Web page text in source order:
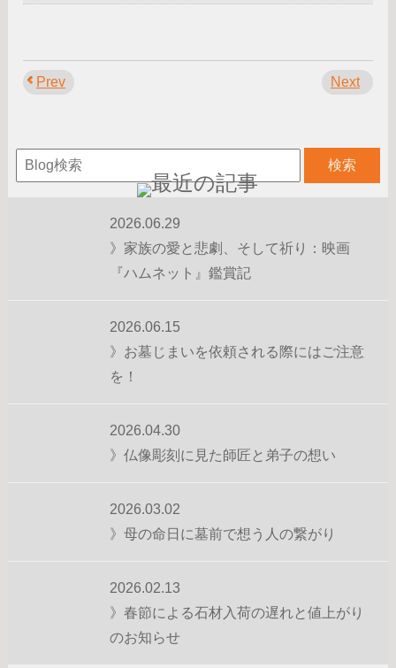
Prev Next
2026.06.29
》家族の愛と悲劇、そして祈り：映画
『ハムネット』鑑賞記
2026.06.15
》お墓じまいを依頼される際にはご注意
を！
2026.04.30
》仏像彫刻に見た師匠と弟子の想い
2026.03.02
》母の命日に墓前で想う人の繋がり
2026.02.13
》春節による石材入荷の遅れと値上がり
のお知らせ